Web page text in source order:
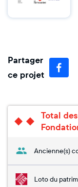
Partager
ce projet
Total
Ancienne(s)
Loto du